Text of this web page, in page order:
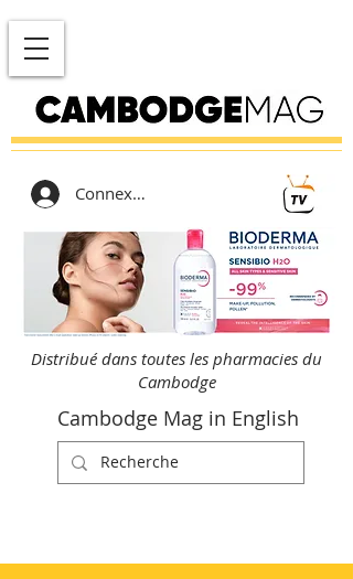
Connexion
Distribué dans toutes les pharmacies du
Cambodge
Cambodge Mag in English